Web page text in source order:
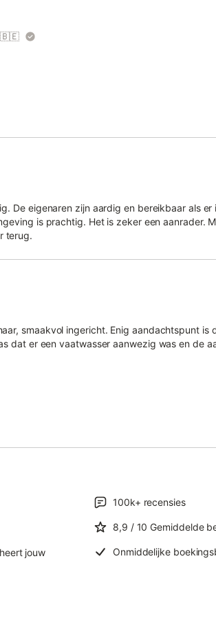
🇧🇪
De eigenaren zijn aardig en bereikbaar als er
is prachtig. Het is zeker een aanrader.
terug.
smaakvol ingericht. Enig aandachtspunt is
dat er een vaatwasser aanwezig was en de
jouw
100k+ recensies
8,9 / 10 Gemiddelde
Onmiddelijke